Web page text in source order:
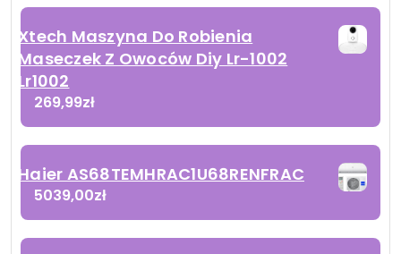
Xtech Maszyna Do Robienia
Maseczek Z Owoców Diy Lr-1002
Lr1002
269,99zł
Haier AS68TEMHRAC1U68RENFRAC
5039,00zł